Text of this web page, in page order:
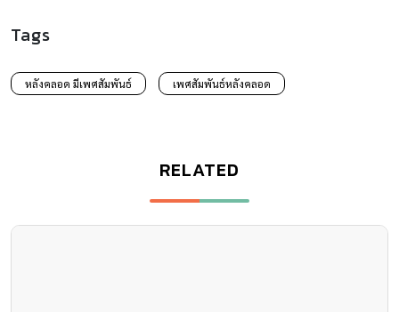
Tags
หลังคลอด มีเพศสัมพันธ์ เพศสัมพันธ์หลังคลอด
RELATED